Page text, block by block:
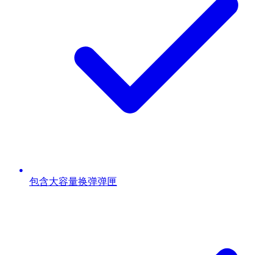
包含大容量换弹弹匣